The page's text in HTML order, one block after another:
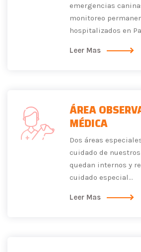
emergencias
monitoreo
hospitalizados en
Leer Mas
ÁREA
MÉDICA
Dos áreas
cuidado de
quedan internos y
cuidado especial...
Leer Mas